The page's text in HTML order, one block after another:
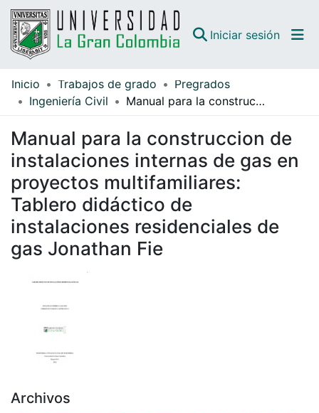
Iniciar sesión
Comunidades
Guías
Inicio Trabajos de grado
Pregrados
Ingeniería Civil
Manual para la construccion de instalaciones internas de gas en proyectos multifamiliares: Tablero didáctico de instalaciones residenciales de gas Jonathan Fie
Manual para la construccion de
instalaciones internas de gas en
proyectos multifamiliares:
Tablero didáctico de
instalaciones residenciales de
gas Jonathan Fie
Archivos